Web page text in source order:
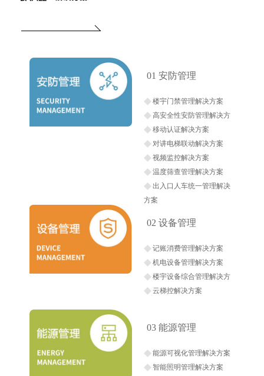
01 安防管理
楼宇门禁管理解决方案
高安全性安防管理解决方
案 移动认证解决方案
对讲电梯联动解决方案
视频监控解决方案
温度筛查管理解决方案
出入口人车统一管理解决
方案
02 设备管理
记账消费管理解决方案
机电设备管理解决方案
楼宇设备综合管理解决方
案 云梯控解决方案
03 能源管理
能源可视化管理解决方案
智能照明管理解决方案